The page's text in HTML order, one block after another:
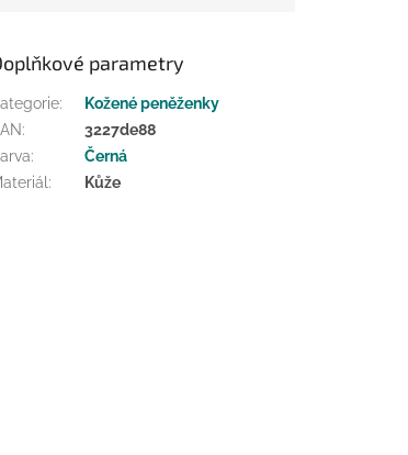
parametry
:
Kožené peněženky
:
3227de88
:
Černá
: Kůže